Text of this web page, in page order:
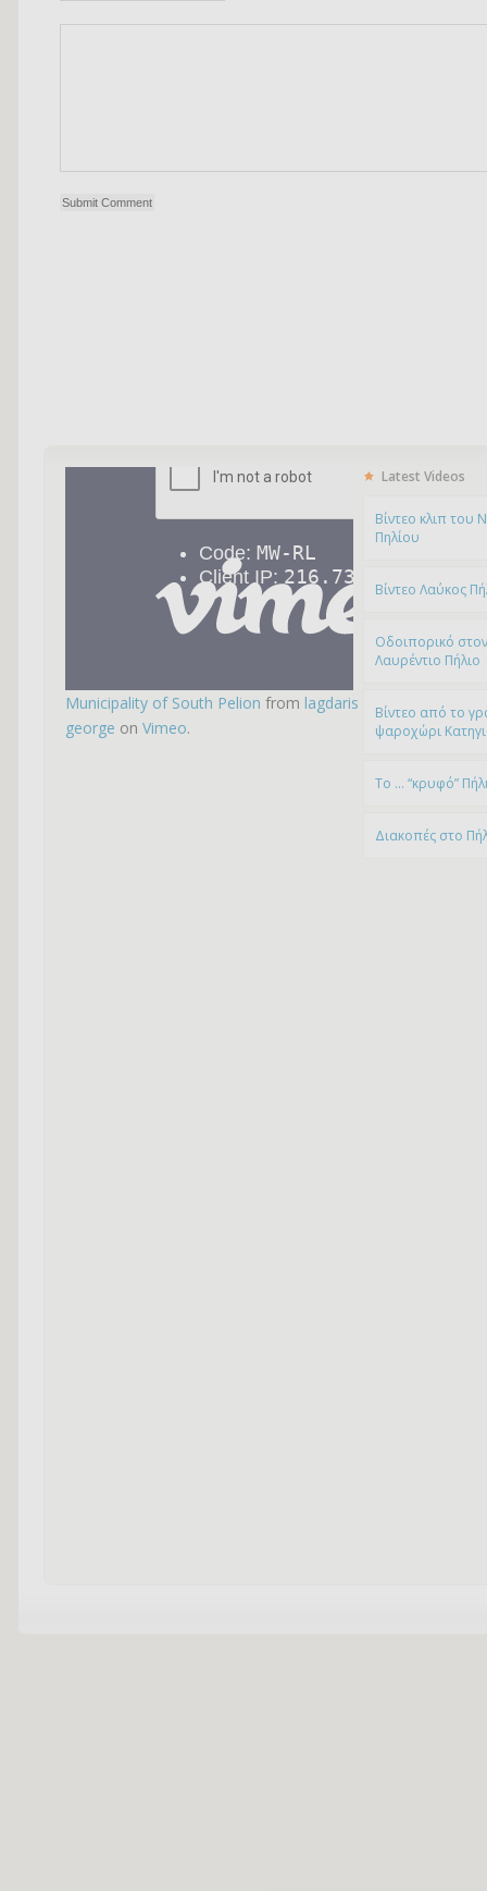
Municipality of South Pelion from lagdaris
george on Vimeo.
Latest Videos
Bίντεο κλιπ του
Πηλίου
Βίντεο Λαύκος
Οδοιπορικό
Λαυρέντιο Πήλιο
Βίντεο από το
ψαροχώρι
To … “κρυφό”
Διακοπές στο